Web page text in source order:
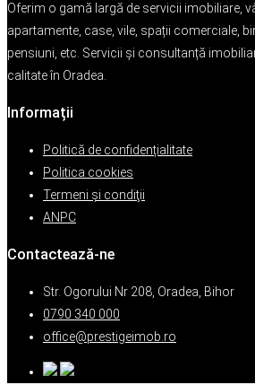
Oferim o gamă largă de servicii imobiliare,
apartamente, case, vile, spații comerciale,
pensiuni, etc. Servicii și consultanță
calitate în Oradea.
Informații
Politică de confidențialitate
Politica cookies
Termeni şi condiţii
ANPC
Contactează-ne
Str. Ogorului Nr 208, Oradea, Bihor
0790 340 000
office@prestigeimob.ro